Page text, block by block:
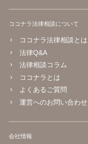
ココナラ法律相談について
ココナラ法律相談とは
法律Q&A
法律相談コラム
ココナラとは
よくあるご質問
運営へのお問い合わせ
会社情報